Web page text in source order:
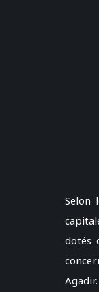
Selon
dotés
Agadir.